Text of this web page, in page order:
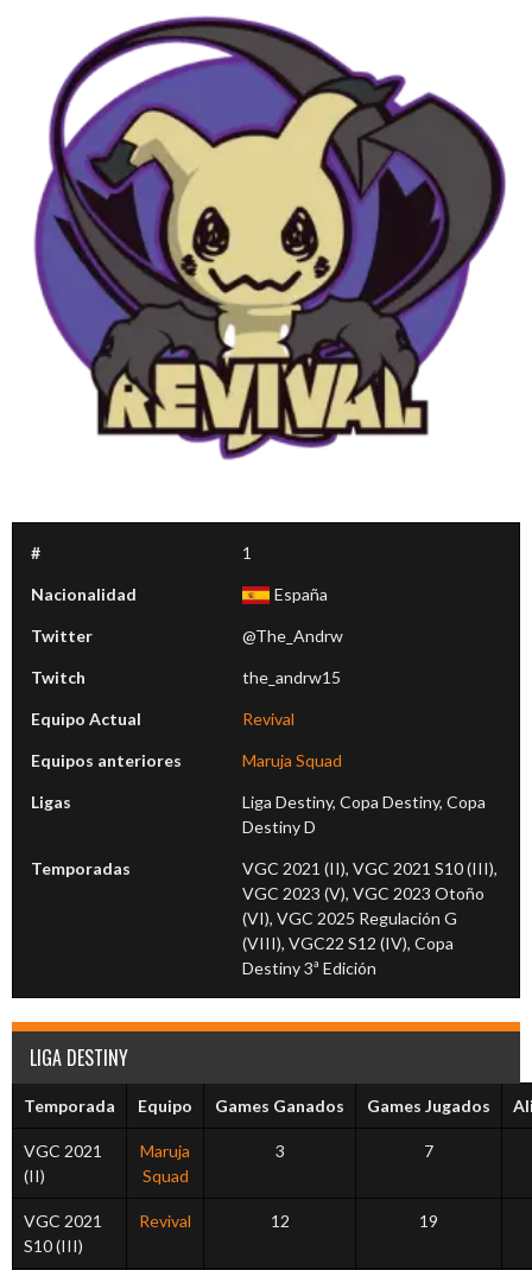
# 1
Nacionalidad España
Twitter @The_Andrw
Twitch the_andrw15
Equipo Actual Revival
Equipos anteriores Maruja Squad
Ligas
Liga Destiny, Copa Destiny, Copa
Destiny D
Temporadas
VGC 2021 (II), VGC 2021 S10 (III),
VGC 2023 (V), VGC 2023 Otoño
(VI), VGC 2025 Regulación G
(VIII), VGC22 S12 (IV), Copa
Destiny 3ª Edición
LIGA DESTINY
Temporada Equipo Games Ganados Games Jugados
VGC 2021
(II)
Maruja
Squad
3 7
VGC 2021
S10 (III)
Revival 12 19